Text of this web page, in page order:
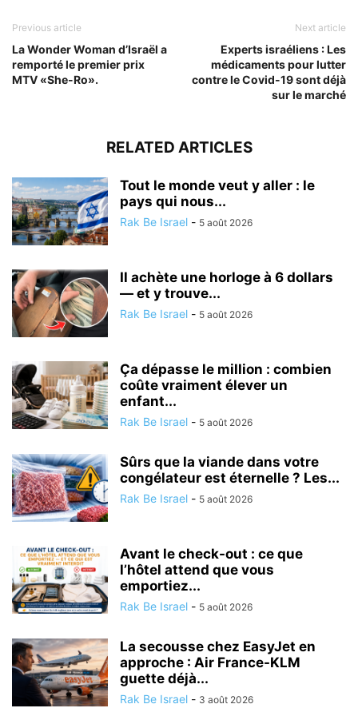
Previous article
La Wonder Woman d’Israël a
remporté le premier prix
MTV «She-Ro».
Next article
Experts israéliens : Les
médicaments pour lutter
contre le Covid-19 sont déjà
sur le marché
RELATED ARTICLES
Tout le monde veut y aller : le
pays qui nous...
Rak Be Israel - 5 août 2026
Il achète une horloge à 6 dollars
— et y trouve...
Rak Be Israel - 5 août 2026
Ça dépasse le million : combien
coûte vraiment élever un
enfant...
Rak Be Israel - 5 août 2026
Sûrs que la viande dans votre
congélateur est éternelle ? Les...
Rak Be Israel - 5 août 2026
Avant le check-out : ce que
l’hôtel attend que vous
emportiez...
Rak Be Israel - 5 août 2026
La secousse chez EasyJet en
approche : Air France-KLM
guette déjà...
Rak Be Israel - 3 août 2026